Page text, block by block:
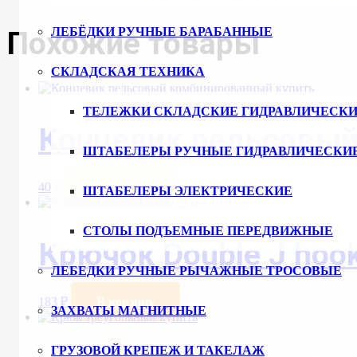
ЛЕБЁДКИ РУЧНЫЕ БАРАБАННЫЕ
СКЛАДСКАЯ ТЕХНИКА
ТЕЛЕЖКИ СКЛАДСКИЕ
ШТАБЕЛЕРЫ РУЧНЫЕ
ШТАБЕЛЕРЫ ЭЛЕКТРИЧЕСКИЕ
СТОЛЫ ПОДЪЕМНЫЕ ПЕРЕДВИЖНЫЕ
ЛЕБЕДКИ РУЧНЫЕ РЫЧАЖНЫЕ ТРОСОВЫЕ
ЗАХВАТЫ МАГНИТНЫЕ
ГРУЗОВОЙ КРЕПЕЖ И ТАКЕЛАЖ
Похожие товары
Концевик
40 В корзину
Крючок Double J
183 ₽ В корзину